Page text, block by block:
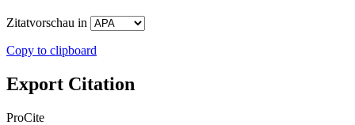
Zitatvorschau in
Copy to clipboard
Export Citation
ProCite